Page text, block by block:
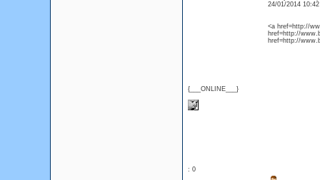
{___ONLINE___}
24/01/2014
<a href=http://
href=http://
href=http://
: 0